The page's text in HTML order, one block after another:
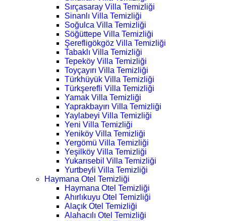
Sırçasaray Villa Temizliği
Sinanlı Villa Temizliği
Soğulca Villa Temizliği
Söğüttepe Villa Temizliği
Şerefligökgöz Villa Temizliği
Tabaklı Villa Temizliği
Tepeköy Villa Temizliği
Toyçayırı Villa Temizliği
Türkhüyük Villa Temizliği
Türkşerefli Villa Temizliği
Yamak Villa Temizliği
Yaprakbayırı Villa Temizliği
Yaylabeyi Villa Temizliği
Yeni Villa Temizliği
Yeniköy Villa Temizliği
Yergömü Villa Temizliği
Yeşilköy Villa Temizliği
Yukarısebil Villa Temizliği
Yurtbeyli Villa Temizliği
Haymana Otel Temizliği
Haymana Otel Temizliği
Ahırlıkuyu Otel Temizliği
Alaçık Otel Temizliği
Alahacılı Otel Temizliği